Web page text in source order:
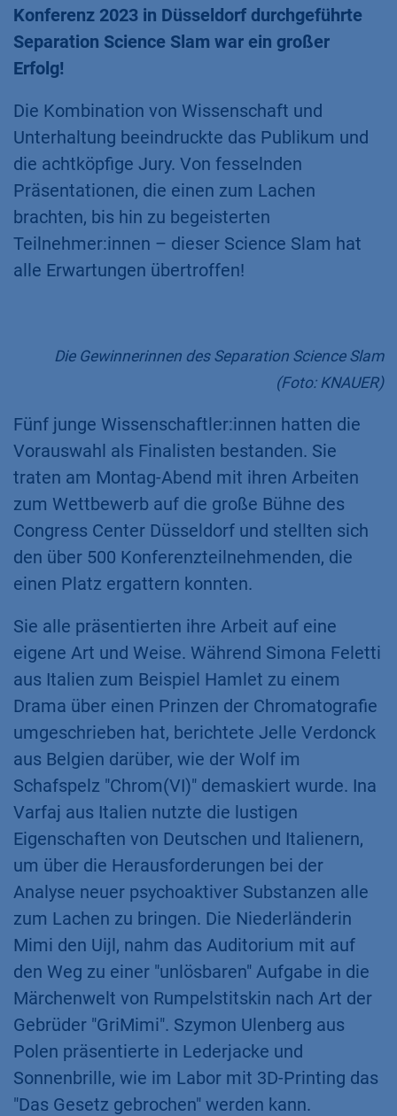
Konferenz 2023 in Düsseldorf durchgeführte
Separation Science Slam war ein großer
Erfolg!
Die Kombination von Wissenschaft und
Unterhaltung beeindruckte das Publikum und
die achtköpfige Jury. Von fesselnden
Präsentationen, die einen zum Lachen
brachten, bis hin zu begeisterten
Teilnehmer:innen – dieser Science Slam hat
alle Erwartungen übertroffen!
Die Gewinnerinnen des Separation Science Slam
(Foto: KNAUER)
Fünf junge Wissenschaftler:innen hatten die
Vorauswahl als Finalisten bestanden. Sie
traten am Montag-Abend mit ihren Arbeiten
zum Wettbewerb auf die große Bühne des
Congress Center Düsseldorf und stellten sich
den über 500 Konferenzteilnehmenden, die
einen Platz ergattern konnten.
Sie alle präsentierten ihre Arbeit auf eine
eigene Art und Weise. Während Simona Feletti
aus Italien zum Beispiel Hamlet zu einem
Drama über einen Prinzen der Chromatografie
umgeschrieben hat, berichtete Jelle Verdonck
aus Belgien darüber, wie der Wolf im
Schafspelz "Chrom(VI)" demaskiert wurde. Ina
Varfaj aus Italien nutzte die lustigen
Eigenschaften von Deutschen und Italienern,
um über die Herausforderungen bei der
Analyse neuer psychoaktiver Substanzen alle
zum Lachen zu bringen. Die Niederländerin
Mimi den Uijl, nahm das Auditorium mit auf
den Weg zu einer "unlösbaren" Aufgabe in die
Märchenwelt von Rumpelstitskin nach Art der
Gebrüder "GriMimi". Szymon Ulenberg aus
Polen präsentierte in Lederjacke und
Sonnenbrille, wie im Labor mit 3D-Printing das
"Das Gesetz gebrochen" werden kann.